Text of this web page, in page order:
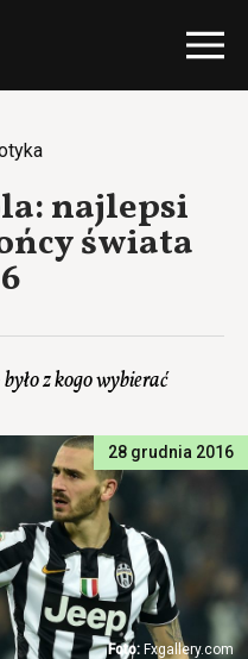
najlepsi
świata
z kogo wybierać
28 grudnia 2016
Fxgallery.com